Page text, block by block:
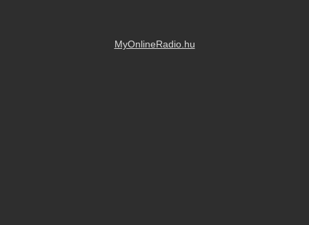
MyOnlineRadio.hu